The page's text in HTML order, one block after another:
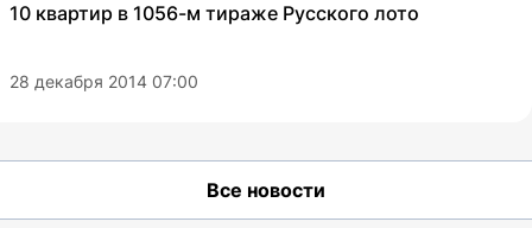
10 квартир в 1056-м тираже Русского лото
28 декабря 2014 07:00
Все новости